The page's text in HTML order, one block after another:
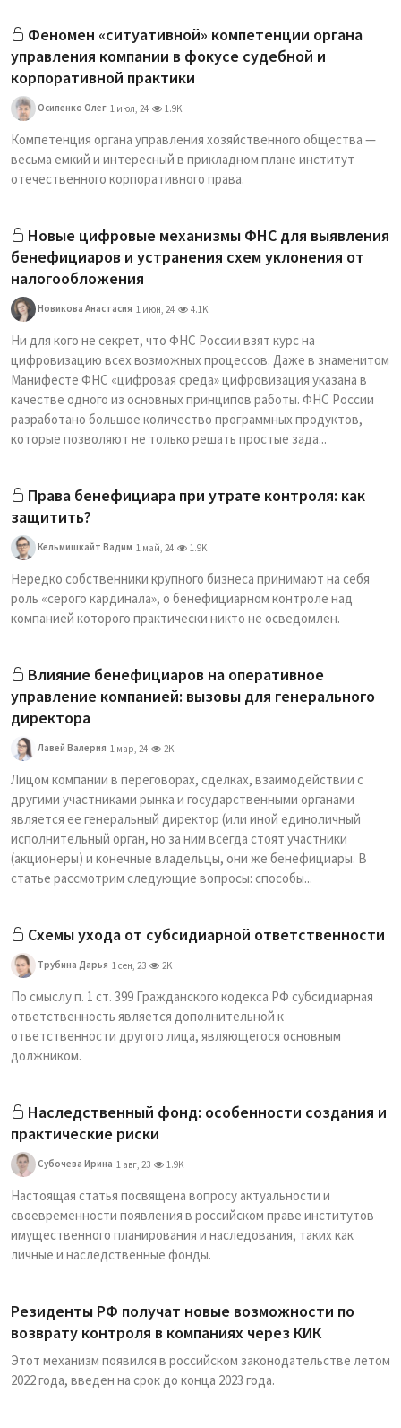
Феномен «ситуативной» компетенции органа
управления компании в фокусе судебной и
корпоративной практики
Осипенко Олег 1 июл, 24 1.9K
Компетенция органа управления хозяйственного общества —
весьма емкий и интересный в прикладном плане институт
отечественного корпоративного права.
Новые цифровые механизмы ФНС для выявления
бенефициаров и устранения схем уклонения от
налогообложения
Новикова Анастасия 1 июн, 24 4.1K
Ни для кого не секрет, что ФНС России взят курс на
цифровизацию всех возможных процессов. Даже в знаменитом
Манифесте ФНС «цифровая среда» цифровизация указана в
качестве одного из основных принципов работы. ФНС России
разработано большое количество программных продуктов,
которые позволяют не только решать простые зада...
Права бенефициара при утрате контроля: как
защитить?
Кельмишкайт Вадим 1 май, 24 1.9K
Нередко собственники крупного бизнеса принимают на себя
роль «серого кардинала», о бенефициарном контроле над
компанией которого практически никто не осведомлен.
Влияние бенефициаров на оперативное
управление компанией: вызовы для генерального
директора
Лавей Валерия 1 мар, 24 2K
Лицом компании в переговорах, сделках, взаимодействии с
другими участниками рынка и государственными органами
является ее генеральный директор (или иной единоличный
исполнительный орган, но за ним всегда стоят участники
(акционеры) и конечные владельцы, они же бенефициары. В
статье рассмотрим следующие вопросы: способы...
Схемы ухода от субсидиарной ответственности
Трубина Дарья 1 сен, 23 2K
По смыслу п. 1 ст. 399 Гражданского кодекса РФ субсидиарная
ответственность является дополнительной к
ответственности другого лица, являющегося основным
должником.
Наследственный фонд: особенности создания и
практические риски
Субочева Ирина 1 авг, 23 1.9K
Настоящая статья посвящена вопросу актуальности и
своевременности появления в российском праве институтов
имущественного планирования и наследования, таких как
личные и наследственные фонды.
Резиденты РФ получат новые возможности по
возврату контроля в компаниях через КИК
Этот механизм появился в российском законодательстве летом
2022 года, введен на срок до конца 2023 года.